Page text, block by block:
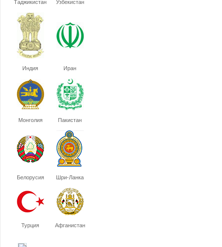
Таджикистан Узбекистан
Индия Иран
Монголия Пакистан
Белорусия Шри-Ланка
Турция Афганистан